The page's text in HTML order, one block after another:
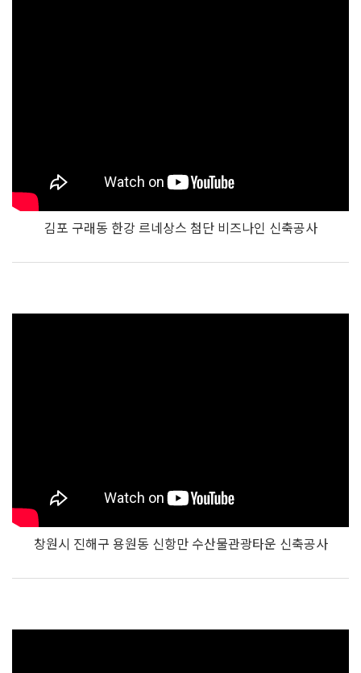
김포 구래동 한강 르네상스 첨단 비즈나인 신축공사
창원시 진해구 용원동 신항만 수산물관광타운 신축공사